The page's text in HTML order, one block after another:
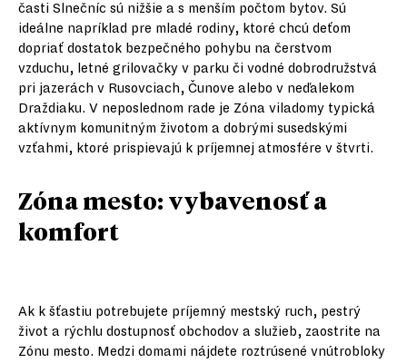
časti Slnečníc sú nižšie a s menším počtom bytov. Sú
ideálne napríklad pre mladé rodiny, ktoré chcú deťom
dopriať dostatok bezpečného pohybu na čerstvom
vzduchu, letné grilovačky v parku či vodné dobrodružstvá
pri jazerách v Rusovciach, Čunove alebo v neďalekom
Draždiaku. V neposlednom rade je Zóna viladomy typická
aktívnym komunitným životom a dobrými susedskými
vzťahmi, ktoré prispievajú k príjemnej atmosfére v štvrti.
Zóna mesto: vybavenosť a
komfort
Ak k šťastiu potrebujete príjemný mestský ruch, pestrý
život a rýchlu dostupnosť obchodov a služieb, zaostrite na
Zónu mesto. Medzi domami nájdete roztrúsené vnútrobloky